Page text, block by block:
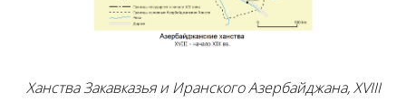
Ханства Закавказья и Иранского Азербайджана, XVIII